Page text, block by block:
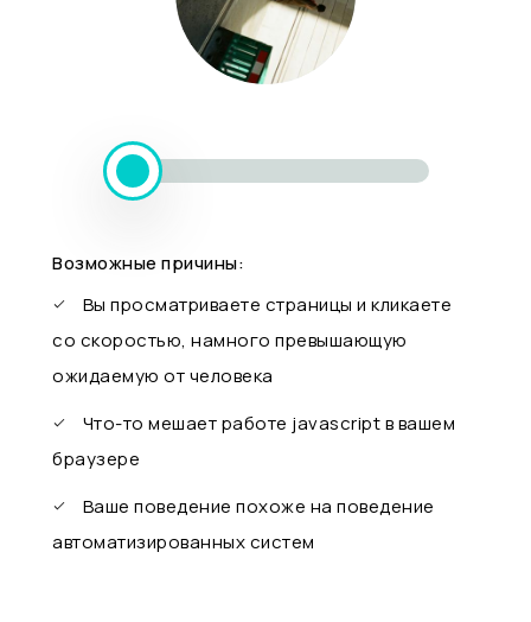
Возможные причины:
Вы просматриваете страницы и кликаете
со скоростью, намного превышающую
ожидаемую от человека
Что-то мешает работе javascript в вашем
браузере
Ваше поведение похоже на поведение
автоматизированных систем